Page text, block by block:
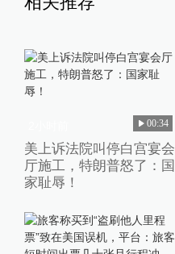
00:34
美上诉法院叫停白宫宴会
厅施工，特朗普怒了：国
家耻辱！